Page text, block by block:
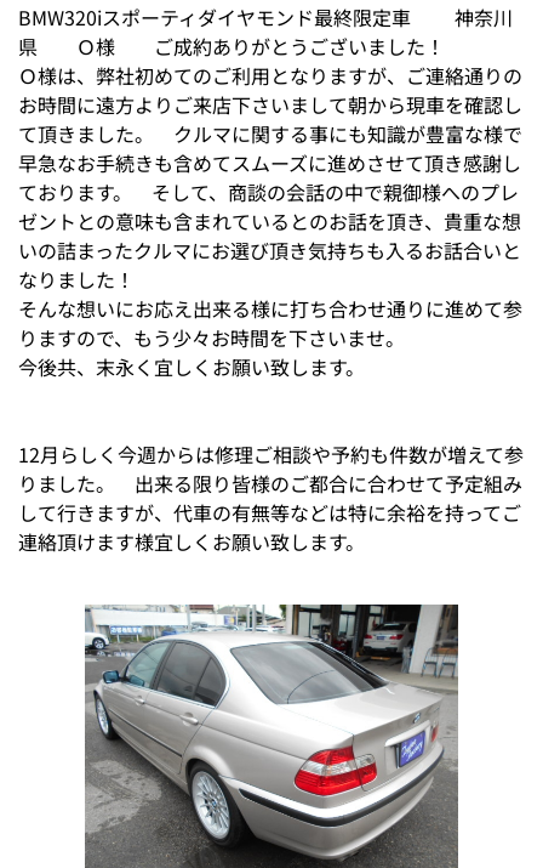
BMW320iスポーティダイヤモンド最終限定車 神奈川
県 Ｏ様 ご成約ありがとうございました！
Ｏ様は、弊社初めてのご利用となりますが、ご連絡通りの
お時間に遠方よりご来店下さいまして朝から現車を確認し
て頂きました。 クルマに関する事にも知識が豊富な様で
早急なお手続きも含めてスムーズに進めさせて頂き感謝し
ております。 そして、商談の会話の中で親御様へのプレ
ゼントとの意味も含まれているとのお話を頂き、貴重な想
いの詰まったクルマにお選び頂き気持ちも入るお話合いと
なりました！
そんな想いにお応え出来る様に打ち合わせ通りに進めて参
りますので、もう少々お時間を下さいませ。
今後共、末永く宜しくお願い致します。
12月らしく今週からは修理ご相談や予約も件数が増えて参
りました。 出来る限り皆様のご都合に合わせて予定組み
して行きますが、代車の有無等などは特に余裕を持ってご
連絡頂けます様宜しくお願い致します。